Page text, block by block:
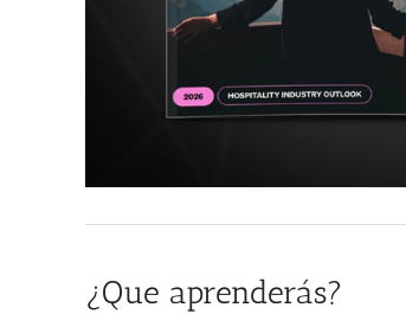
¿Que aprenderás?